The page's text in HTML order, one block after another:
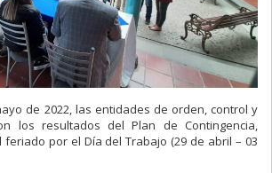
de 2022, las entidades de orden, control y
los resultados del Plan de Contingencia,
por el Día del Trabajo (29 de abril – 03